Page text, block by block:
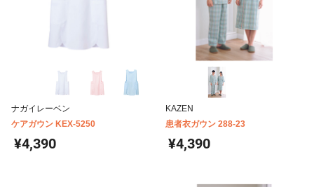
ナガイレーベン
ケアガウン KEX-5250
¥4,390
KAZEN
患者衣ガウン 288-23
¥4,390